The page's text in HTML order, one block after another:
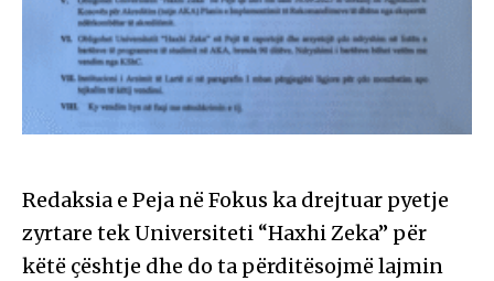
Redaksia e Peja në Fokus ka drejtuar pyetje
zyrtare tek Universiteti “Haxhi Zeka” për
këtë çështje dhe do ta përditësojmë lajmin